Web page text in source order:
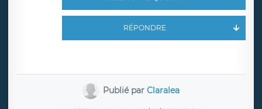
RÉPONDRE
Publié parClaralea